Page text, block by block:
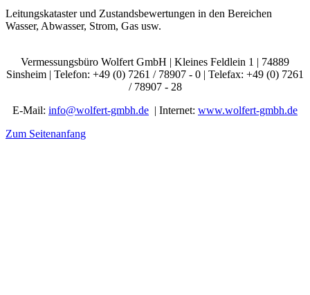
Leitungskataster und Zustandsbewertungen in den Bereichen
Wasser, Abwasser, Strom, Gas usw.
Vermessungsbüro Wolfert GmbH | Kleines Feldlein 1 | 74889
Sinsheim | Telefon: +49 (0) 7261 / 78907 - 0 | Telefax: +49 (0) 7261
/ 78907 - 28
E-Mail: info@wolfert-gmbh.de | Internet: www.wolfert-gmbh.de
Zum Seitenanfang